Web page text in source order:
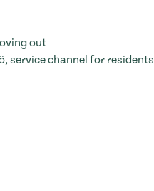
out
service channel for residents